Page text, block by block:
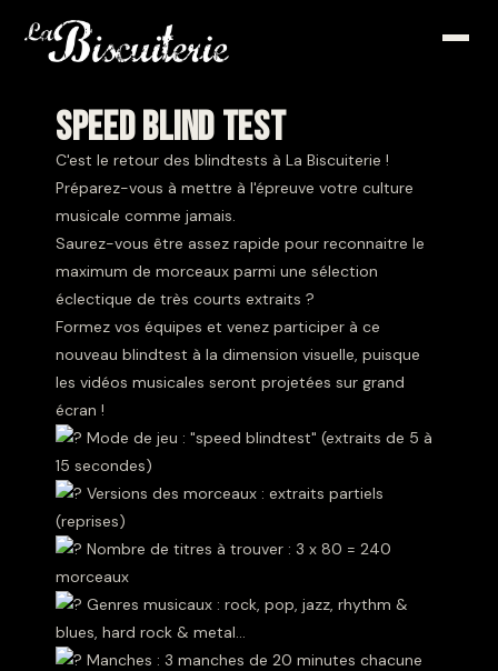
SPEED BLIND TEST
C'est le retour des blindtests à La Biscuiterie !
Préparez-vous à mettre à l'épreuve votre culture
musicale comme jamais.
Saurez-vous être assez rapide pour reconnaitre le
maximum de morceaux parmi une sélection
éclectique de très courts extraits ?
Formez vos équipes et venez participer à ce
nouveau blindtest à la dimension visuelle, puisque
les vidéos musicales seront projetées sur grand
écran !
Mode de jeu : "speed blindtest" (extraits de 5 à
15 secondes)
Versions des morceaux : extraits partiels
(reprises)
Nombre de titres à trouver : 3 x 80 = 240
morceaux
Genres musicaux : rock, pop, jazz, rhythm &
blues, hard rock & metal...
Manches : 3 manches de 20 minutes chacune